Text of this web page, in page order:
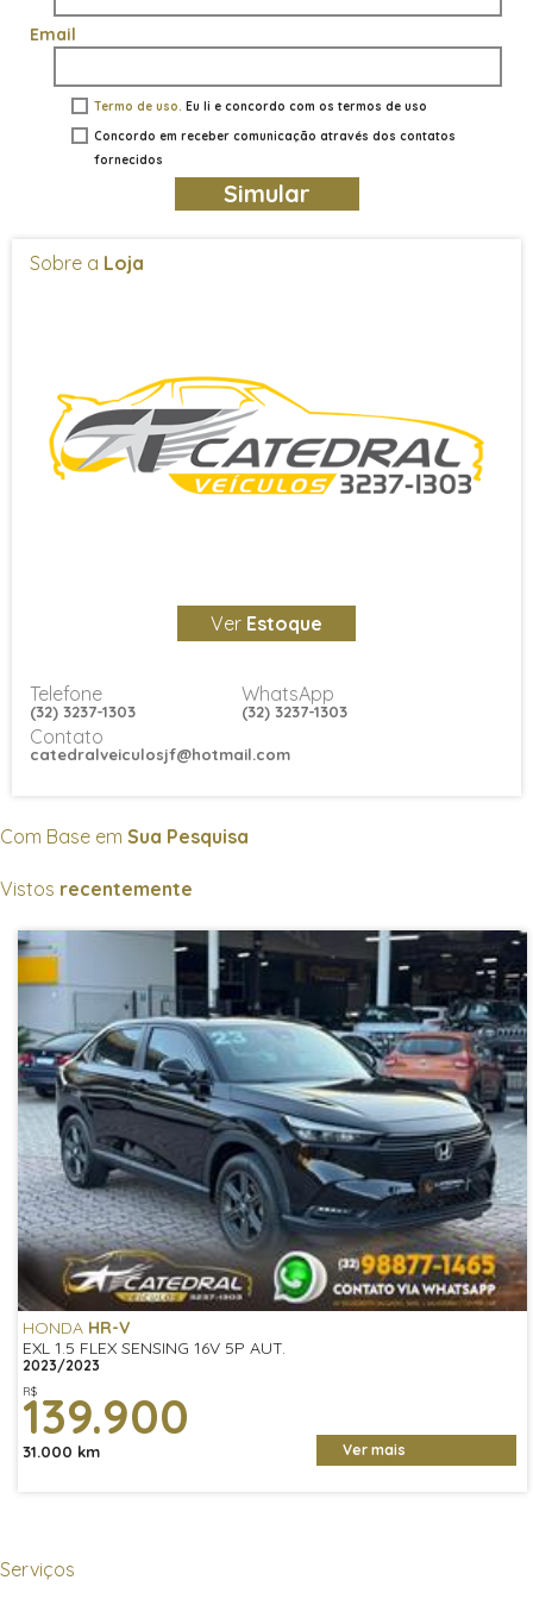
Email
Termo de uso. Eu li e concordo com os termos de uso
Concordo em receber comunicação através dos contatos
fornecidos
Simular
Sobre a Loja
Ver Estoque
Telefone
(32) 3237-1303
Contato
catedralveiculosjf@hotmail.com
WhatsApp
(32) 3237-1303
Com Base em Sua Pesquisa
Vistos recentemente
HONDA HR-V
EXL 1.5 FLEX SENSING 16V 5P AUT.
2023/2023
R$
139.900
Ver mais
31.000 km
Serviços